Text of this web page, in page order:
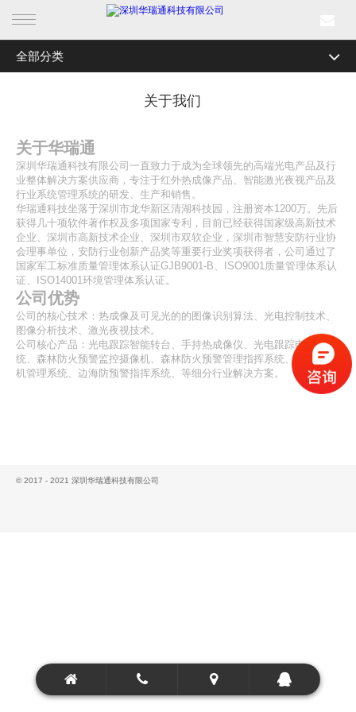
首页
行业产品
解决方案
成功案例
新闻中心
关于我们
全部分类
企业文化
加入我们
联系我们
工具专区
荣誉资质
关于我们
关于华瑞通
深圳华瑞通科技有限公司一直致力于成为全球领先的高端光电产品及行
业整体解决方案供应商，专注于红外热成像产品、智能激光夜视产品及
行业系统管理系统的研发、生产和销售。
华瑞通科技坐落于深圳市龙华新区清湖科技园，注册资本1200万。先后
获得几十项软件著作权及多项国家专利，目前已经获得国家级高新技术
企业、深圳市高新技术企业、深圳市双软企业，深圳市智慧安防行业协
会理事单位，安防行业创新产品奖等重要行业奖项获得者，公司通过了
国家军工标准质量管理体系认证GJB9001-B、ISO9001质量管理体系认
证、ISO14001环境管理体系认证。
公司优势
公司的核心技术：热成像及可见光的的图像识别算法、光电控制技术、
图像分析技术、激光夜视技术。
公司核心产品：光电跟踪智能转台、手持热成像仪、光电跟踪电磁炮系
统、森林防火预警监控摄像机、森林防火预警管理指挥系统、飞行安全
机管理系统、边海防预警指挥系统、等细分行业解决方案。
© 2017 - 2021 深圳华瑞通科技有限公司